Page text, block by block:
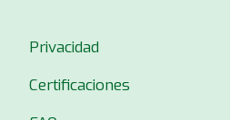
Privacidad
Certificaciones